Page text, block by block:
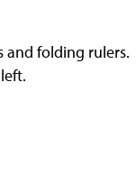
and folding rulers.